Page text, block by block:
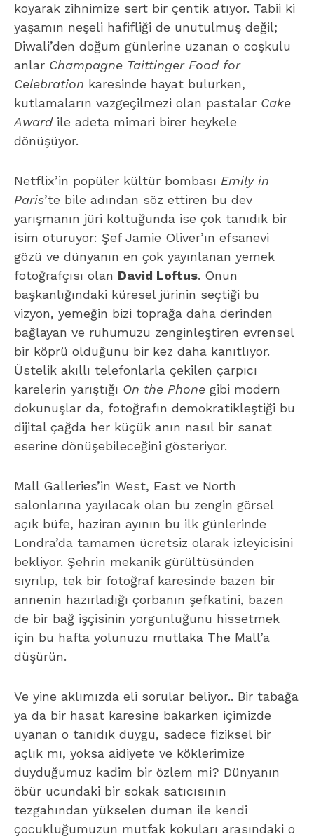
koyarak zihnimize sert bir çentik atıyor. Tabii ki
yaşamın neşeli hafifliği de unutulmuş değil;
Diwali’den doğum günlerine uzanan o coşkulu
anlar Champagne Taittinger Food for
Celebration karesinde hayat bulurken,
kutlamaların vazgeçilmezi olan pastalar Cake
Awardile adeta mimari birer heykele
dönüşüyor.
Netflix’in popüler kültür bombası Emily in
Paris’te bile adından söz ettiren bu dev
yarışmanın jüri koltuğunda ise çok tanıdık bir
isim oturuyor: Şef Jamie Oliver’ın efsanevi
gözü ve dünyanın en çok yayınlanan yemek
fotoğrafçısı olan David Loftus. Onun
başkanlığındaki küresel jürinin seçtiği bu
vizyon, yemeğin bizi toprağa daha derinden
bağlayan ve ruhumuzu zenginleştiren evrensel
bir köprü olduğunu bir kez daha kanıtlıyor.
Üstelik akıllı telefonlarla çekilen çarpıcı
karelerin yarıştığı On the Phone gibi modern
dokunuşlar da, fotoğrafın demokratikleştiği bu
dijital çağda her küçük anın nasıl bir sanat
eserine dönüşebileceğini gösteriyor.
Mall Galleries’in West, East ve North
salonlarına yayılacak olan bu zengin görsel
açık büfe, haziran ayının bu ilk günlerinde
Londra’da tamamen ücretsiz olarak izleyicisini
bekliyor. Şehrin mekanik gürültüsünden
sıyrılıp, tek bir fotoğraf karesinde bazen bir
annenin hazırladığı çorbanın şefkatini, bazen
de bir bağ işçisinin yorgunluğunu hissetmek
için bu hafta yolunuzu mutlaka The Mall’a
düşürün.
Ve yine aklımızda eli sorular beliyor.. Bir tabağa
ya da bir hasat karesine bakarken içimizde
uyanan o tanıdık duygu, sadece fiziksel bir
açlık mı, yoksa aidiyete ve köklerimize
duyduğumuz kadim bir özlem mi? Dünyanın
öbür ucundaki bir sokak satıcısının
tezgahından yükselen duman ile kendi
çocukluğumuzun mutfak kokuları arasındaki o